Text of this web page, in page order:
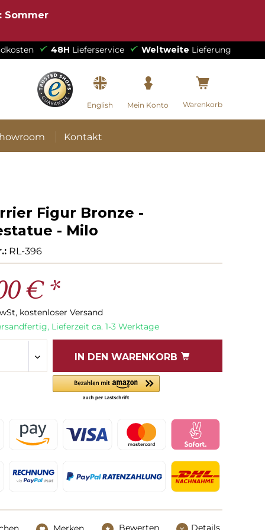
Sommer
48H Lieferservice Weltweite Lieferung
English Mein Konto Warenkorb
Kontakt
Figur Bronze -
- Milo
RL-396
€ *
kostenloser Versand
Lieferzeit ca. 1-3 Werktage
IN DEN WARENKORB
Bewerten Details